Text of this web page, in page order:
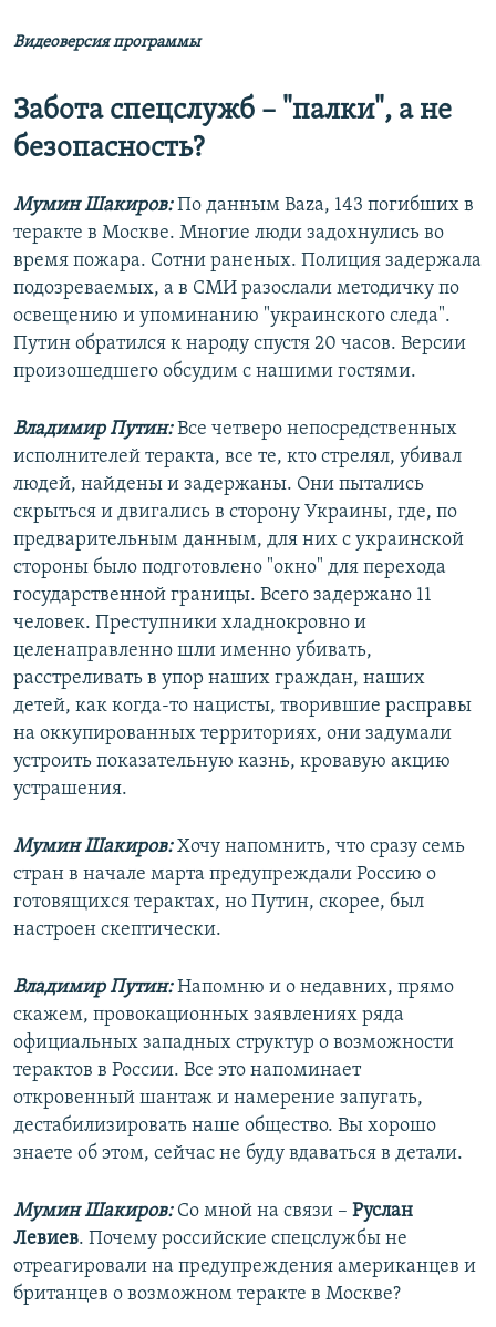
Видеоверсия программы
Забота спецслужб – "палки", а не
безопасность?
Мумин Шакиров:По данным Baza, 143 погибших в
теракте в Москве. Многие люди задохнулись во
время пожара. Сотни раненых. Полиция задержала
подозреваемых, а в СМИ разослали методичку по
освещению и упоминанию "украинского следа".
Путин обратился к народу спустя 20 часов. Версии
произошедшего обсудим с нашими гостями.
Владимир Путин:Все четверо непосредственных
исполнителей теракта, все те, кто стрелял, убивал
людей, найдены и задержаны. Они пытались
скрыться и двигались в сторону Украины, где, по
предварительным данным, для них с украинской
стороны было подготовлено "окно" для перехода
государственной границы. Всего задержано 11
человек. Преступники хладнокровно и
целенаправленно шли именно убивать,
расстреливать в упор наших граждан, наших
детей, как когда-то нацисты, творившие расправы
на оккупированных территориях, они задумали
устроить показательную казнь, кровавую акцию
устрашения.
Мумин Шакиров:Хочу напомнить, что сразу семь
стран в начале марта предупреждали Россию о
готовящихся терактах, но Путин, скорее, был
настроен скептически.
Владимир Путин:Напомню и о недавних, прямо
скажем, провокационных заявлениях ряда
официальных западных структур о возможности
терактов в России. Все это напоминает
откровенный шантаж и намерение запугать,
дестабилизировать наше общество. Вы хорошо
знаете об этом, сейчас не буду вдаваться в детали.
Мумин Шакиров: Со мной на связи – Руслан
Левиев. Почему российские спецслужбы не
отреагировали на предупреждения американцев и
британцев о возможном теракте в Москве?